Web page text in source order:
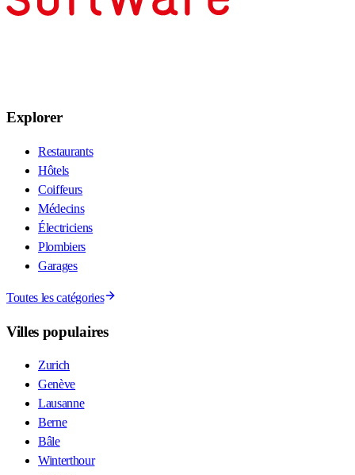
Explorer
Restaurants
Hôtels
Coiffeurs
Médecins
Électriciens
Plombiers
Garages
Toutes les catégories
Villes populaires
Zurich
Genève
Lausanne
Berne
Bâle
Winterthour